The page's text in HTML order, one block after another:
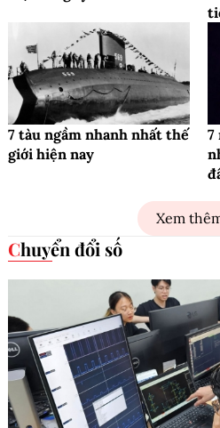
7 tàu ngầm nhanh nhất thế
giới hiện nay
7
Xem
Chuyển đổi số